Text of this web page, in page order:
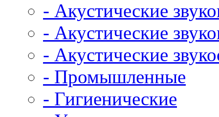
- Акустические
- Акустические
- Акустические
- Промышленные
- Гигиенические